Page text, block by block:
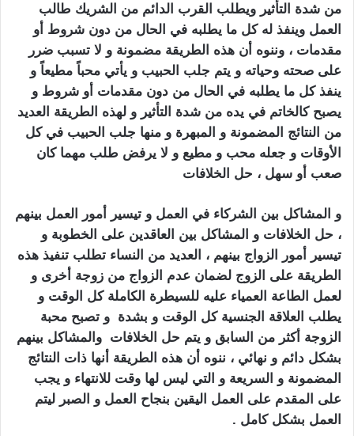
من شدة التأثير ويطلب القرب الدائم من الشريك طالب
العمل وينفذ له كل ما يطلبه في الحال من دون شروط أو
مقدمات ، وننوه أن هذه الطريقة مضمونة و لا تسبب ضرر
على صحته وحياته و يتم جلب الحبيب و يأتي محباً مطيعاً و
ينفذ كل ما يطلبه في الحال من دون مقدمات أو شروط و
يصبح كالخاتم في يده من شدة التأثير و لهذه الطريقة العديد
من النتائج المضمونة و المبهرة و منها جلب الحبيب في كل
الأوقات و جعله محب و مطيع و لا يرفض طلب مهما كان
صعب أو سهل ، حل الخلافات
و المشاكل بين الشركاء في العمل و تيسير أمور العمل بينهم
، حل الخلافات و المشاكل بين العاقدين على الخطوبة و
تيسير أمور الزواج بينهم ، العديد من النساء تطلب تنفيذ هذه
الطريقة على الزوج لضمان عدم الزواج من زوجة أخرى و
لعمل الطاعة العمياء عليه للسيطرة الكاملة كل الوقت و
يطلب العلاقة الجنسية كل الوقت و بشدة و تصبح محبة
الزوجة أكثر من السابق و يتم حل الخلافات والمشاكل بينهم
بشكل دائم و نهائي ، ننوه أن هذه الطريقة أنها ذات النتائج
المضمونة و السريعة و التي ليس لها وقت للانتهاء و يجب
على المقدم على العمل اليقين بنجاح العمل و الصبر ليتم
العمل بشكل كامل .